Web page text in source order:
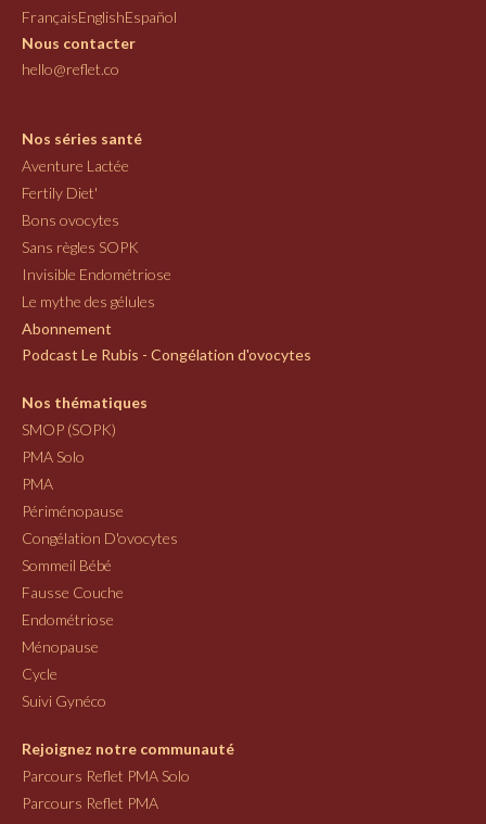
FrançaisEnglishEspañol
Nous contacter
hello@reflet.co
Nos séries santé
Aventure Lactée
Fertily Diet'
Bons ovocytes
Sans règles SOPK
Invisible Endométriose
Le mythe des gélules
Abonnement
Podcast Le Rubis - Congélation d'ovocytes
Nos thématiques
SMOP (SOPK)
PMA Solo
PMA
Périménopause
Congélation D'ovocytes
Sommeil Bébé
Fausse Couche
Endométriose
Ménopause
Cycle
Suivi Gynéco
Rejoignez notre communauté
Parcours Reflet PMA Solo
Parcours Reflet PMA